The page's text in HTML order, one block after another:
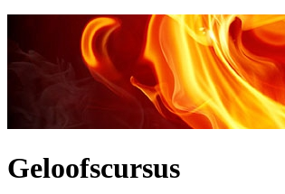
Geloofscursus